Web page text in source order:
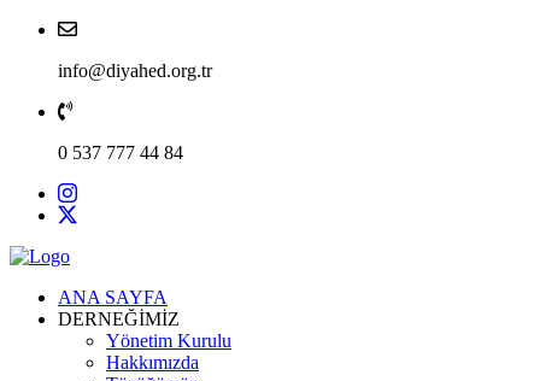
info@diyahed.org.tr
0 537 777 44 84
ANA SAYFA
DERNEĞİMİZ
Yönetim Kurulu
Hakkımızda